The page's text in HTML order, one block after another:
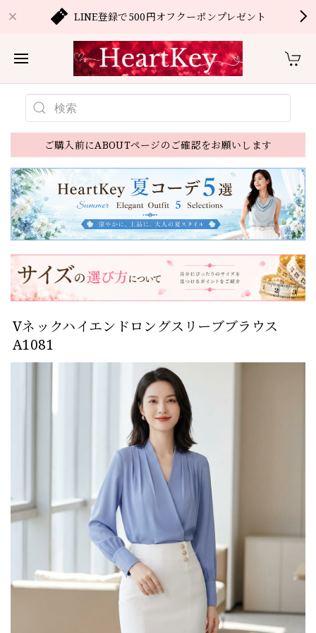
LINE登録で500円オフクーポンプレゼント
ご購入前にABOUTページのご確認をお願いします
Vネックハイエンドロングスリーブブラウス
A1081